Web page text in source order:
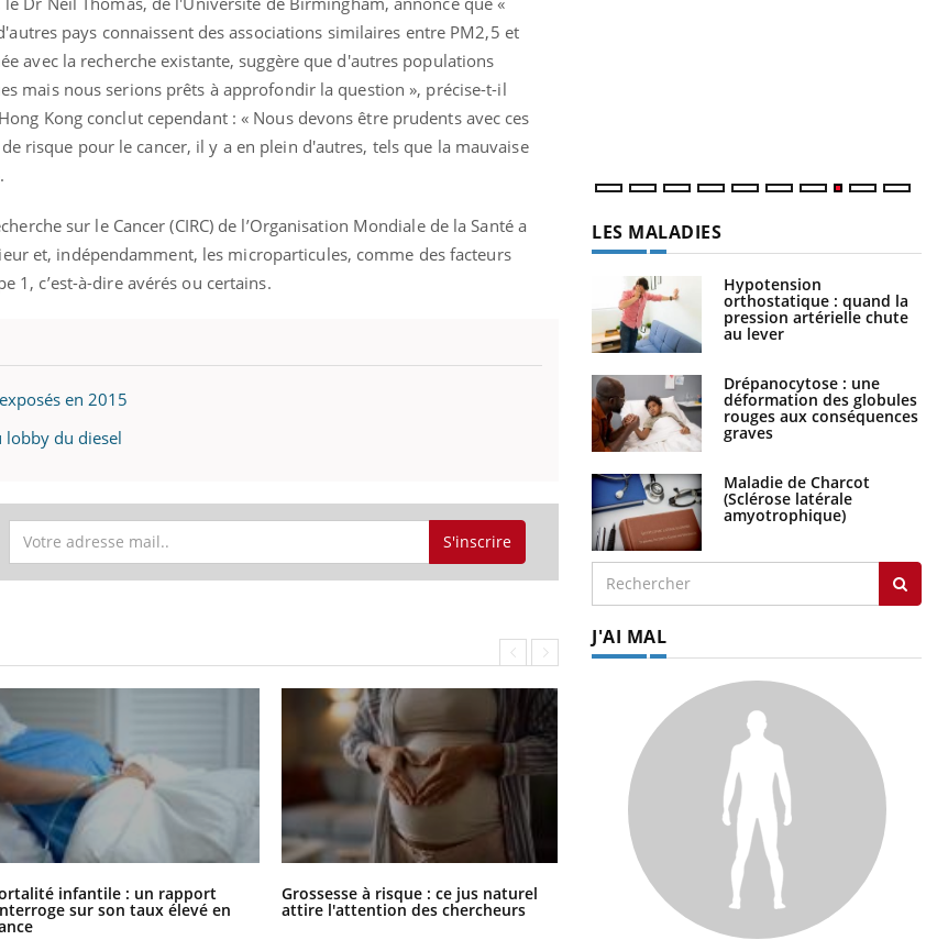
pays connaissent des associations similaires entre PM2,5 et
avec la recherche existante, suggère que d'autres populations
mais nous serions prêts à approfondir la question », précise-t-il
Kong conclut cependant : « Nous devons être prudents avec ces
risque pour le cancer, il y a en plein d'autres, tels que la mauvaise
sur le Cancer (CIRC) de l’Organisation Mondiale de la Santé a
et, indépendamment, les microparticules, comme des facteurs
1, c’est-à-dire avérés ou certains.
en 2015
lobby du diesel
S'inscrire
infantile : un rapport
sur son taux élevé en
Grossesse à risque : ce jus naturel
attire l'attention des chercheurs
Comment oublier les écrans en
vacances ?
» permet ...
LES MALADIES
Hypotension
orthostatique : quand la
pression artérielle chute
au lever
Drépanocytose : une
déformation des globules
rouges aux conséquences
graves
Maladie de Charcot
(Sclérose latérale
amyotrophique)
J'AI MAL